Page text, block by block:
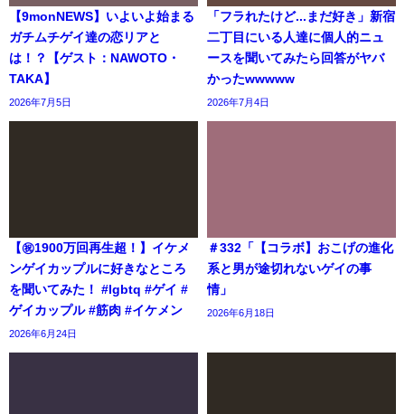
【9monNEWS】いよいよ始まる
ガチムチゲイ達の恋リアと
は！？【ゲスト：NAWOTO・
TAKA】
2026年7月5日
「フラれたけど...まだ好き」新宿
二丁目にいる人達に個人的ニュ
ースを聞いてみたら回答がヤバ
かったwwwww
2026年7月4日
【㊗️1900万回再生超！】イケメ
ンゲイカップルに好きなところ
を聞いてみた！ #lgbtq #ゲイ #
ゲイカップル #筋肉 #イケメン
2026年6月24日
＃332「【コラボ】おこげの進化
系と男が途切れないゲイの事
情」
2026年6月18日